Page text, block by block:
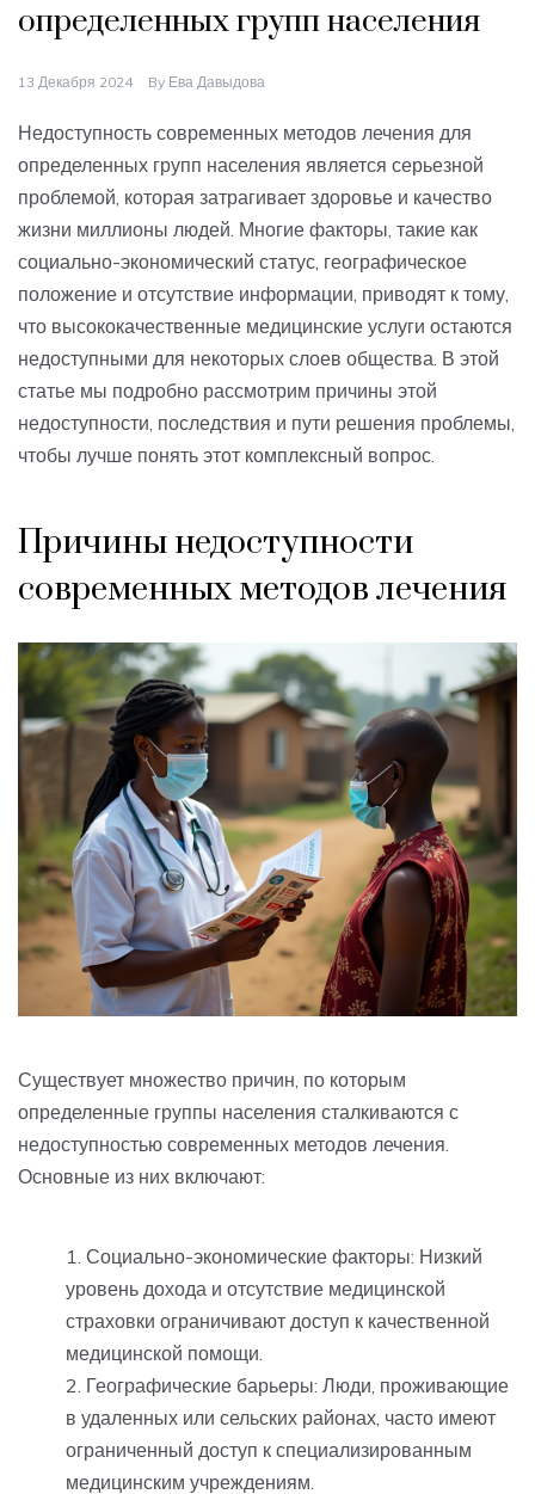
определенных групп населения
13 Декабря 2024 By Ева Давыдова
Недоступность современных методов лечения для
определенных групп населения является серьезной
проблемой, которая затрагивает здоровье и качество
жизни миллионы людей. Многие факторы, такие как
социально-экономический статус, географическое
положение и отсутствие информации, приводят к тому,
что высококачественные медицинские услуги остаются
недоступными для некоторых слоев общества. В этой
статье мы подробно рассмотрим причины этой
недоступности, последствия и пути решения проблемы,
чтобы лучше понять этот комплексный вопрос.
Причины недоступности
современных методов лечения
Существует множество причин, по которым
определенные группы населения сталкиваются с
недоступностью современных методов лечения.
Основные из них включают:
Социально-экономические факторы: Низкий
уровень дохода и отсутствие медицинской
страховки ограничивают доступ к качественной
медицинской помощи.
Географические барьеры: Люди, проживающие
в удаленных или сельских районах, часто имеют
ограниченный доступ к специализированным
медицинским учреждениям.